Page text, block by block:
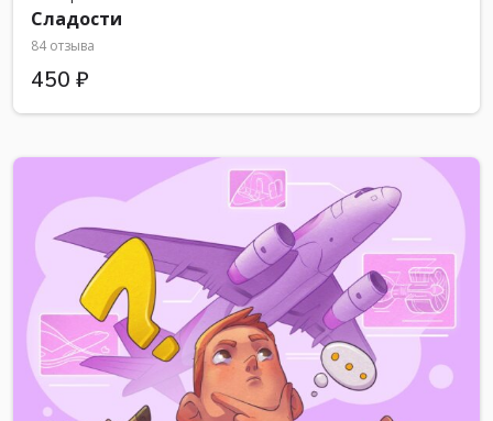
Сладости
84 отзыва
450 ₽